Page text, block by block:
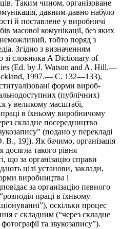
Таким чином, організоване
давним-давно набуло
й поставлене у виробничі
масо­вої комунікації, без яких
тобто поряд з
Згід­но з визначенням
зі словника A Dic­tionary of
(Ed. by J. Watson and A. Hill.—
1997.— C. 132—133),
форми ви­роб­
(публічних)
у великому масштабі,
в їхньому виробничому
складне посередництво
(подано у перекладі
В., 19]). Як бачимо, організація
такого рівня
що за організацію спра­ви
цілі установи, заклади,
виробництва і
за організацію певного
праці в їхньому
оскільки процес
є складним (“через складне
та звуко­за­пису”).